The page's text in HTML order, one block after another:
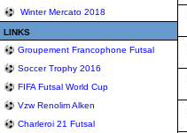
Winter Mercato 2018
LINKS
Groupement Francophone Futsal
Soccer Trophy 2016
FIFA Futsal World Cup
Vzw Renolim Alken
Charleroi 21 Futsal